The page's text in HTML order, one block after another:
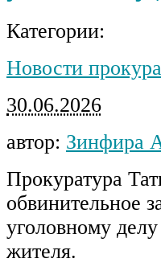
Категории:
Новости
30.06.2026
автор: Зинфира
Прокуратура
обвинительное
уголовному
жителя.